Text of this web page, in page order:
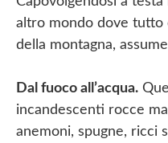
altro mondo dove tutto
della montagna,
Dal fuoco all’acqua.
incandescenti rocce
anemoni, spugne, ricci